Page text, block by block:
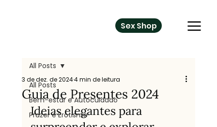
Sex Shop
All Posts
Bem-estar e Autocuidado
Prazer e Erotismo
All Posts
Guia de Presentes 2024
3 de dez. de 20244 min de leitura
Ideias elegantes para